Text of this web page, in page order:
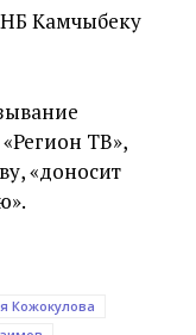
Камчыбеку
ТВ»,
«доносит
Кожокулова